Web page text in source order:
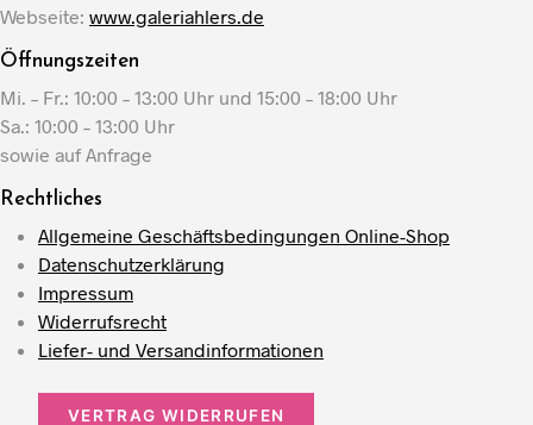
Webseite: www.galeriahlers.de
Öffnungszeiten
Mi. – Fr.: 10:00 – 13:00 Uhr und 15:00 – 18:00 Uhr
Sa.: 10:00 – 13:00 Uhr
sowie auf Anfrage
Rechtliches
Allgemeine Geschäftsbedingungen Online-Shop
Datenschutzerklärung
Impressum
Widerrufsrecht
Liefer- und Versandinformationen
VERTRAG WIDERRUFEN